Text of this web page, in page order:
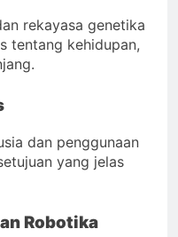
rekayasa genetika
tentang kehidupan,
dan penggunaan
yang jelas
Robotika